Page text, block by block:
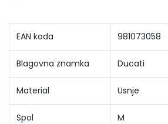
EAN koda 981073058
Blagovna znamka Ducati
Material Usnje
Spol M